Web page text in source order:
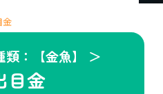
金
類：【金魚】 ＞
目金